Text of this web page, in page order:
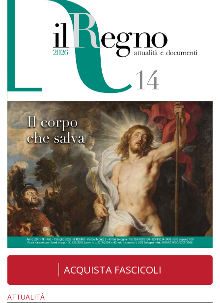
ACQUISTA FASCICOLI
ATTUALITÀ